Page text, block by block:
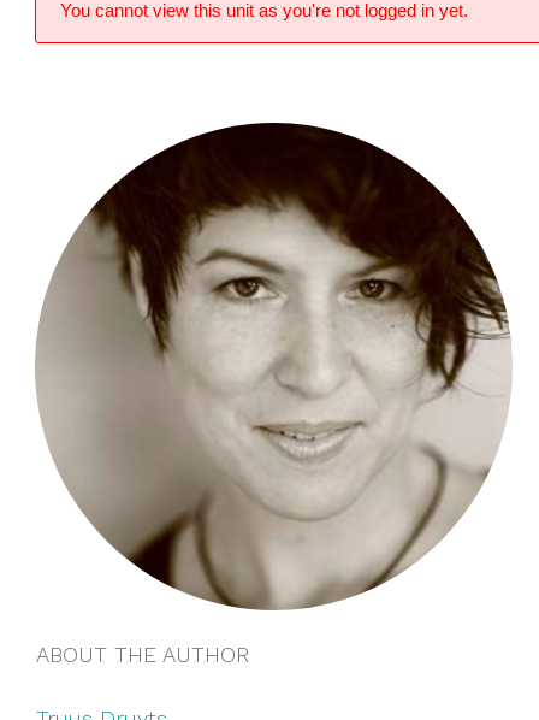
You cannot view this unit as you're not logged in yet.
ABOUT THE AUTHOR